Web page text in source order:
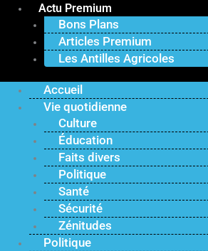
Actu Premium
Bons Plans
Articles Premium
Les Antilles Agricoles
Accueil
Vie quotidienne
Culture
Éducation
Faits divers
Politique
Santé
Sécurité
Zénitudes
Politique